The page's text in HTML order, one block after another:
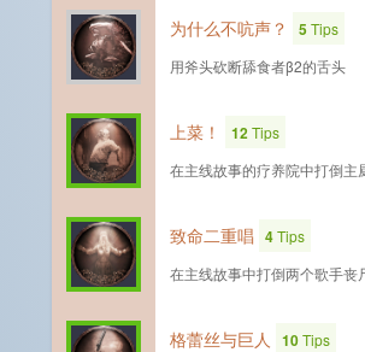
为什么不吭声？ 5Tips
用斧头砍断舔食者β2的舌头
上菜！ 12Tips
在主线故事的疗养院中打倒主
致命二重唱 4Tips
在主线故事中打倒两个歌手丧
格蕾丝与巨人 10Tips